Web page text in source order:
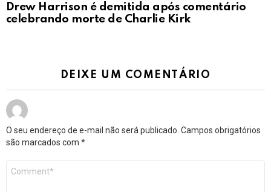
Drew Harrison é demitida após comentário
celebrando morte de Charlie Kirk
DEIXE UM COMENTÁRIO
O seu endereço de e-mail não será publicado. Campos obrigatórios
são marcados com *